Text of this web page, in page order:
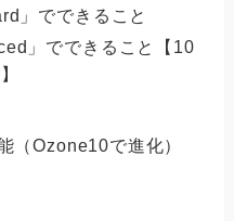
」でできること
」でできること【10
（Ozone10で進化）